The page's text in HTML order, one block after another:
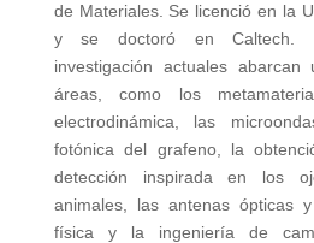
de Materiales. Se licenció en la
y se doctoró en Caltech.
investigación actuales
áreas, como los
electrodinámica, las
fotónica del grafeno, la
detección inspirada en los
animales, las antenas ópticas
física y la ingeniería de